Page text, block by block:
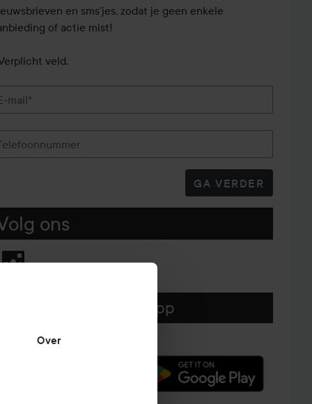
Over
en sms'jes, zodat je geen enkele
of actie mist!
veld.
mail*
GA VERDER
ons
Download hier onze app